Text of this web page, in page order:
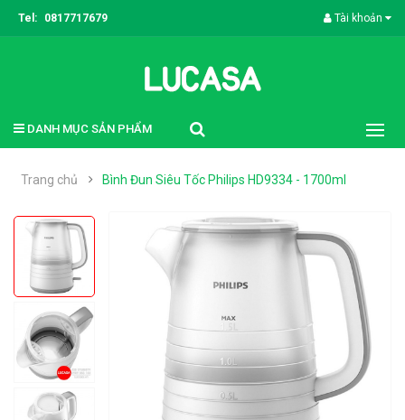
Tel: 0817717679 Tài khoản
DANH MỤC SẢN PHẨM
Trang chủ Bình Đun Siêu Tốc Philips HD9334 - 1700ml